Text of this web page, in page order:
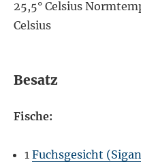
25,5° Celsius
Celsius
Besatz
Fische:
1Fuchsgesicht